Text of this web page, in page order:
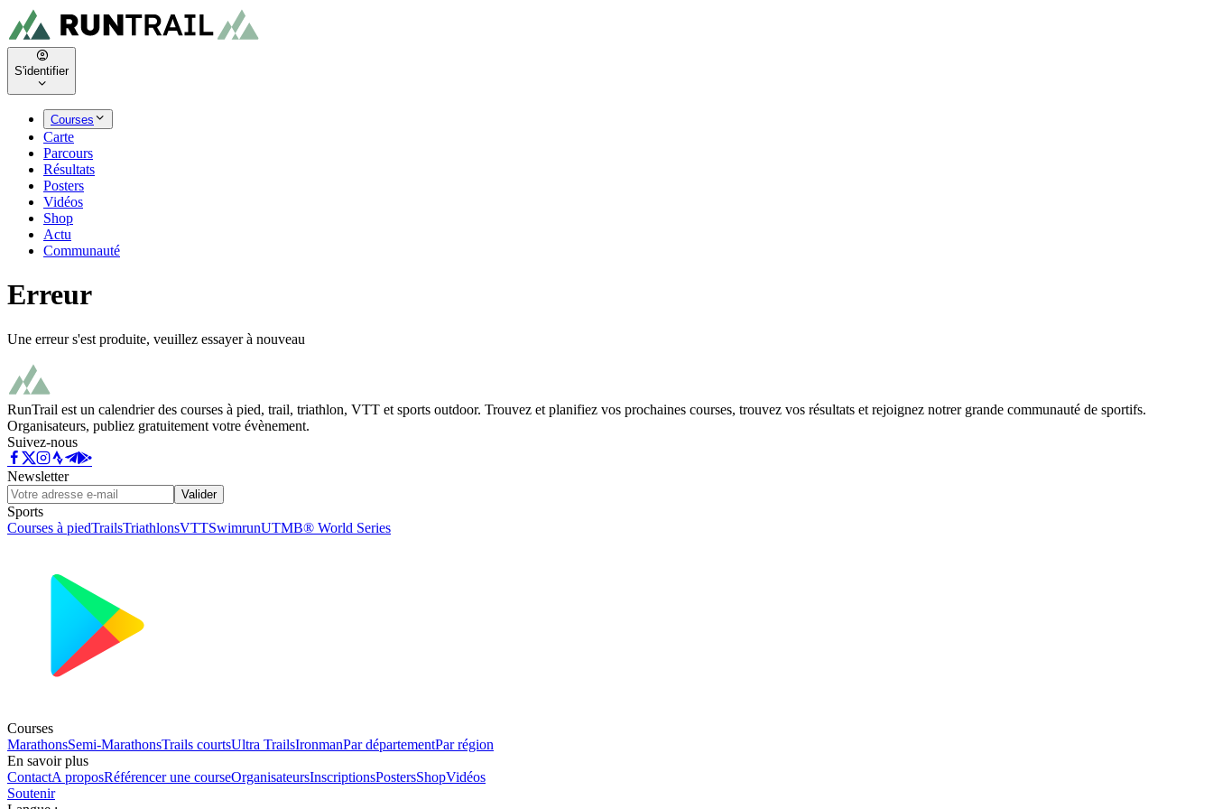
S'identifier
Courses
Carte
Parcours
Résultats
Posters
Vidéos
Shop
Actu
Communauté
Erreur
Une erreur s'est produite, veuillez essayer à nouveau
RunTrail est un calendrier des courses à pied, trail, triathlon, VTT et sports outdoor. Trouvez et planifiez vos prochaines courses, trouvez vos résultats et rejoignez notrer grande communauté de sportifs.
Organisateurs, publiez gratuitement votre évènement.
Suivez-nous
Newsletter
Valider
Sports
Courses à piedTrailsTriathlonsVTTSwimrunUTMB® World Series
Courses
MarathonsSemi-MarathonsTrails courtsUltra TrailsIronmanPar départementPar région
En savoir plus
ContactA proposRéférencer une courseOrganisateursInscriptionsPostersShopVidéos
Soutenir